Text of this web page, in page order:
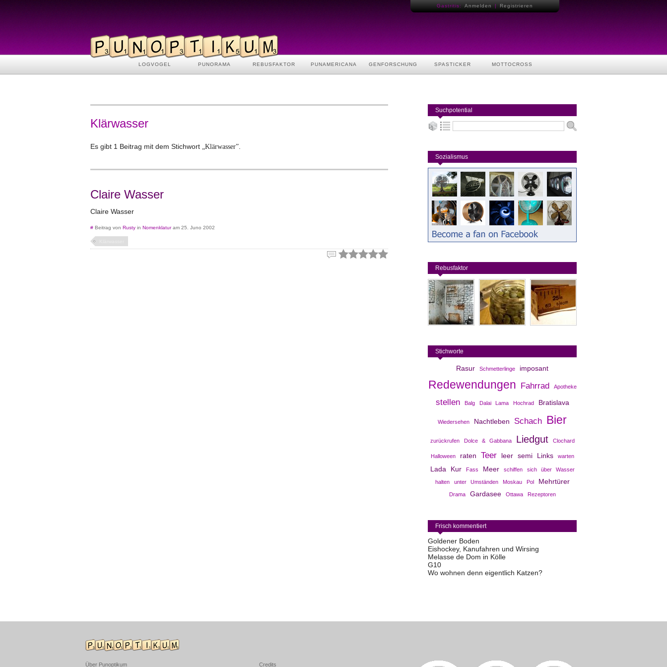
Gastritis: Anmelden | Registrieren
LOGVOGEL PUNORAMA REBUSFAKTOR PUNAMERICANA GENFORSCHUNG SPASTICKER MOTTOCROSS
Klärwasser
Es gibt 1 Beitrag mit dem Stichwort „Klärwasser”
Claire Wasser
Claire Wasser
# Beitrag von Rusty in Nomenklaturam 25. Juno 2002
Suchpotential
Sozialismus
Rebusfaktor
Stichworte
Rasur Schmetterlinge imposant
Redewendungen Fahrrad Apotheke
stellen Balg Dalai Lama Hochrad Bratislava
Wiedersehen Nachtleben Schach Bier
zurückrufen Dolce & Gabbana Liedgut Clochard
Halloween raten Teer leer semi Links warten
Lada Kur Fass Meer schiffen sich über Wasser
halten unter Umständen Moskau Pol Mehrtürer
Drama Gardasee Ottawa Rezeptoren
Frisch kommentiert
Goldener Boden
Eishockey, Kanufahren und Wirsing
Melasse de Dom in Kölle
G10
Wo wohnen denn eigentlich Katzen?
Über Punoptikum Credits